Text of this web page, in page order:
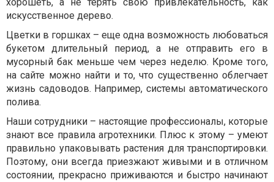
искусственное дерево.
Цветки в горшках – еще одна возможность любоваться
букетом длительный период, а не отправить его в
мусорный бак меньше чем через неделю. Кроме того,
на сайте можно найти и то, что существенно облегчает
жизнь садоводов. Например, системы автоматического
полива.
Наши сотрудники – настоящие профессионалы, которые
знают все правила агротехники. Плюс к этому – умеют
правильно упаковывать растения для транспортировки.
Поэтому, они всегда приезжают живыми и в отличном
состоянии, прекрасно приживаются и быстро начинают